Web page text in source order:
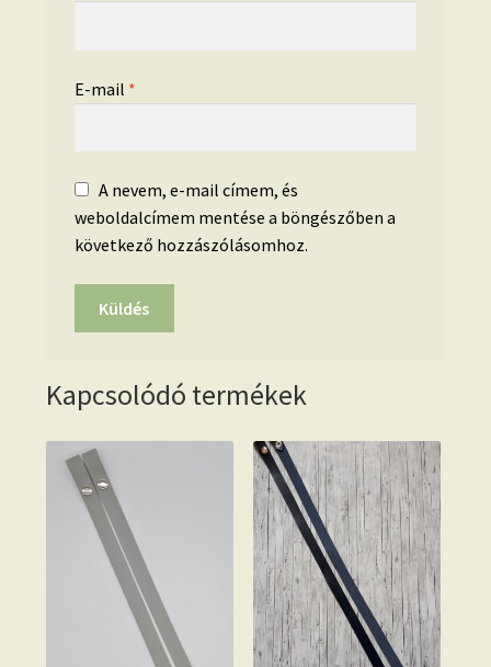
E-mail *
A nevem, e-mail címem, és
weboldalcímem mentése a böngészőben a
következő hozzászólásomhoz.
Kapcsolódó termékek